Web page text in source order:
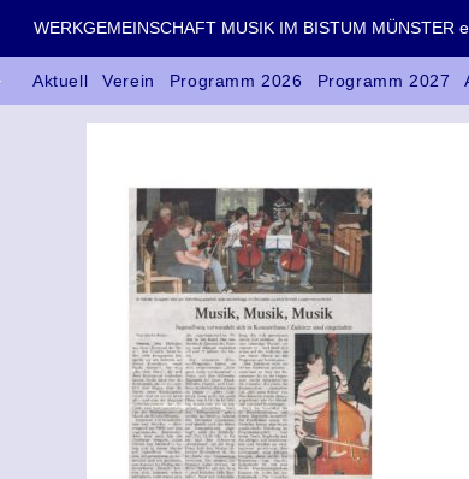
WERKGEMEINSCHAFT MUSIK IM BISTUM
Aktuell Verein Programm 2026 Programm 2027